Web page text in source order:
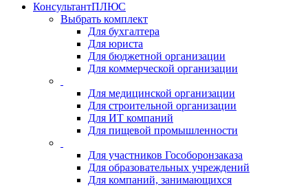
КонсультантПЛЮС
Выбрать комплект
Для бухгалтера
Для юриста
Для бюджетной организации
Для коммерческой организации
Для медицинской организации
Для строительной организации
Для ИТ компаний
Для пищевой промышленности
Для участников Гособоронзаказа
Для образовательных учреждений
Для компаний, занимающихся